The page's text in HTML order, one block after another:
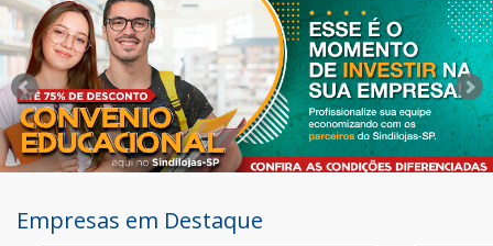
Empresas em Destaque